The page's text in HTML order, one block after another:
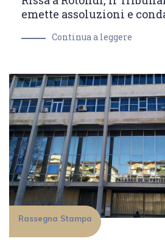
emette assoluzioni e
Continua a leggere
Rassegna Stampa